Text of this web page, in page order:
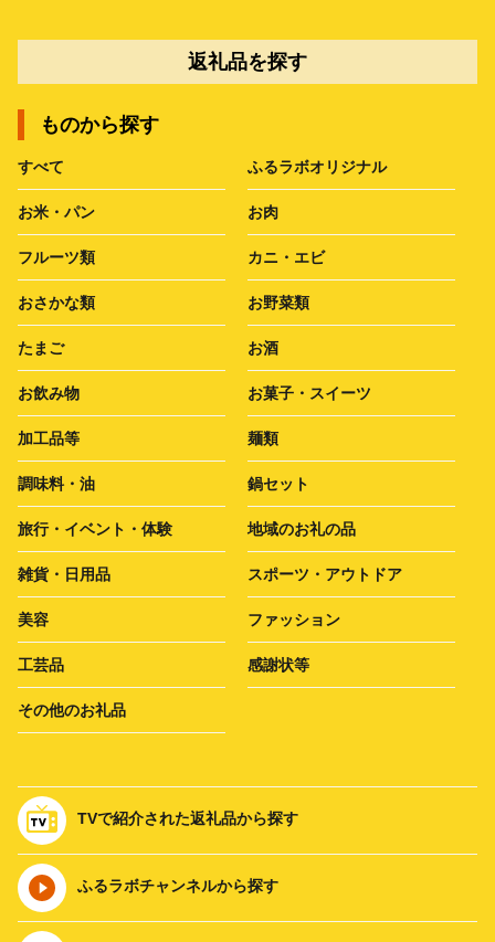
返礼品を探す
ものから探す
すべて ふるラボオリジナル
お米・パン お肉
フルーツ類 カニ・エビ
おさかな類 お野菜類
たまご お酒
お飲み物 お菓子・スイーツ
加工品等 麺類
調味料・油 鍋セット
旅行・イベント・体験 地域のお礼の品
雑貨・日用品 スポーツ・アウトドア
美容 ファッション
工芸品 感謝状等
その他のお礼品
TVで紹介された返礼品から探す
ふるラボチャンネルから探す